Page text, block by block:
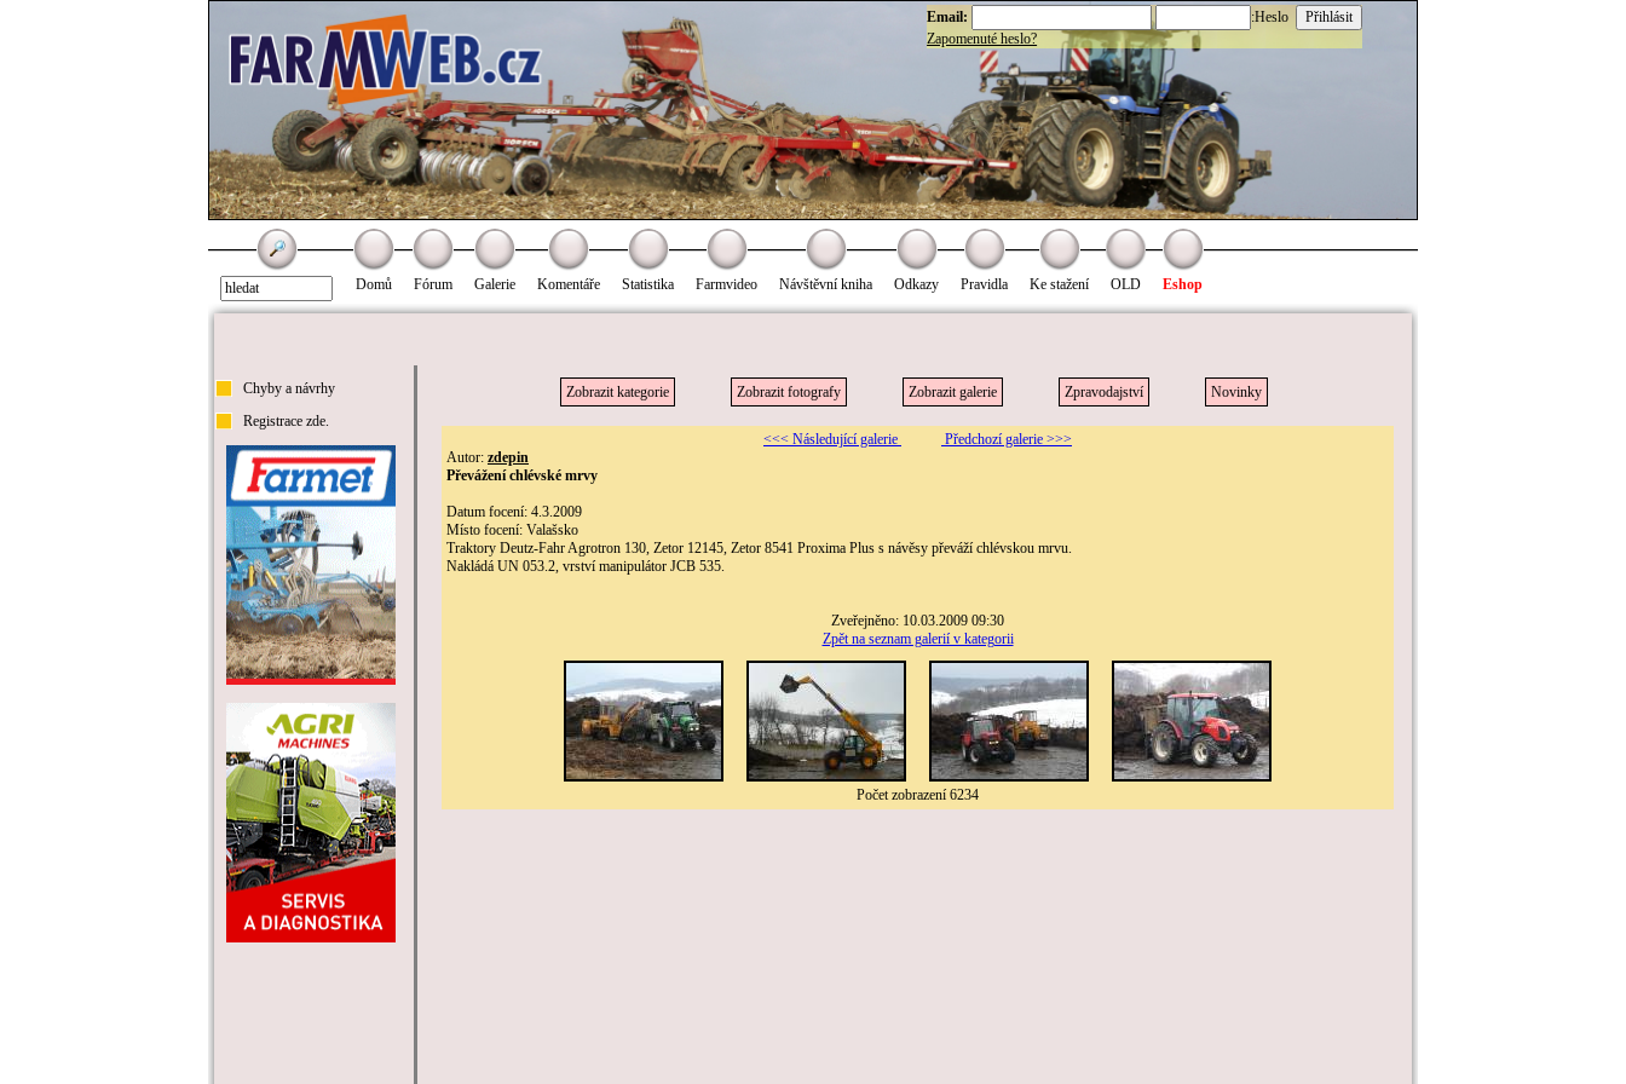
Email:
:Heslo
Zapomenuté heslo?
Domů Fórum Galerie Komentáře Statistika Farmvideo Návštěvní kniha Odkazy Pravidla Ke stažení OLD Eshop
Chyby a návrhy
Registrace zde.
Zobrazit kategorie Zobrazit fotografy Zobrazit galerie Zpravodajství Novinky
<<< Následující galerie
Předchozí galerie >>>
Autor: zdepin
Převážení chlévské mrvy
Datum focení: 4.3.2009
Místo focení: Valašsko
Traktory Deutz-Fahr Agrotron 130, Zetor 12145, Zetor 8541 Proxima Plus s návěsy převáží chlévskou mrvu.
Nakládá UN 053.2, vrství manipulátor JCB 535.
Zveřejněno: 10.03.2009 09:30
Zpět na seznam galerií v kategorii
Počet zobrazení 6234